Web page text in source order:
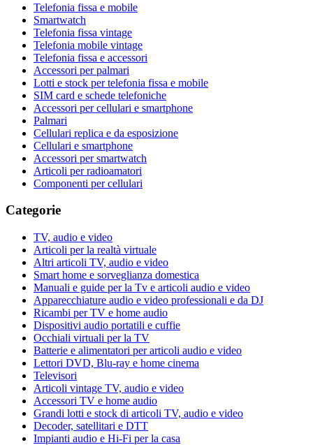
Telefonia fissa e mobile
Smartwatch
Telefonia fissa vintage
Telefonia mobile vintage
Telefonia fissa e accessori
Accessori per palmari
Lotti e stock per telefonia fissa e mobile
SIM card e schede telefoniche
Accessori per cellulari e smartphone
Palmari
Cellulari replica e da esposizione
Cellulari e smartphone
Accessori per smartwatch
Articoli per radioamatori
Componenti per cellulari
Categorie
TV, audio e video
Articoli per la realtà virtuale
Altri articoli TV, audio e video
Smart home e sorveglianza domestica
Manuali e guide per la Tv e articoli audio e video
Apparecchiature audio e video professionali e da DJ
Ricambi per TV e home audio
Dispositivi audio portatili e cuffie
Occhiali virtuali per la TV
Batterie e alimentatori per articoli audio e video
Lettori DVD, Blu-ray e home cinema
Televisori
Articoli vintage TV, audio e video
Accessori TV e home audio
Grandi lotti e stock di articoli TV, audio e video
Decoder, satellitari e DTT
Impianti audio e Hi-Fi per la casa